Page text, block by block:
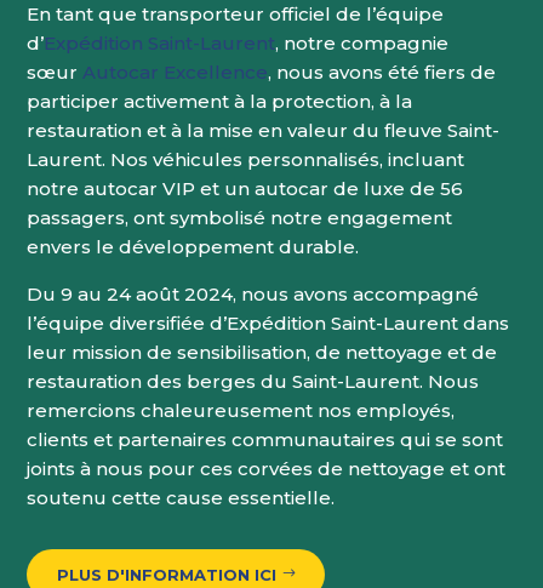
En tant que transporteur officiel de l’équipe
d’Expédition Saint-Laurent, notre compagnie
sœur Autocar Excellence, nous avons été fiers de
participer activement à la protection, à la
restauration et à la mise en valeur du fleuve Saint-
Laurent. Nos véhicules personnalisés, incluant
notre autocar VIP et un autocar de luxe de 56
passagers, ont symbolisé notre engagement
envers le développement durable.
Du 9 au 24 août 2024, nous avons accompagné
l’équipe diversifiée d’Expédition Saint-Laurent dans
leur mission de sensibilisation, de nettoyage et de
restauration des berges du Saint-Laurent. Nous
remercions chaleureusement nos employés,
clients et partenaires communautaires qui se sont
joints à nous pour ces corvées de nettoyage et ont
soutenu cette cause essentielle.
PLUS D'INFORMATION ICI